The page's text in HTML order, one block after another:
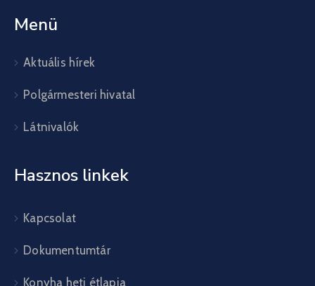
Menü
Aktuális hírek
Polgármesteri hivatal
Látnivalók
Hasznos linkek
Kapcsolat
Dokumentumtár
Konyha heti étlapja